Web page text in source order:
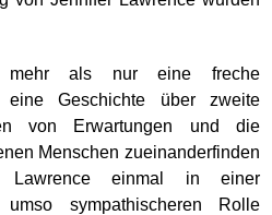
als nur eine freche
eine Geschichte über zweite
von Erwartungen und die
Menschen zueinanderfinden
Lawrence einmal in einer
umso sympathischeren Rolle